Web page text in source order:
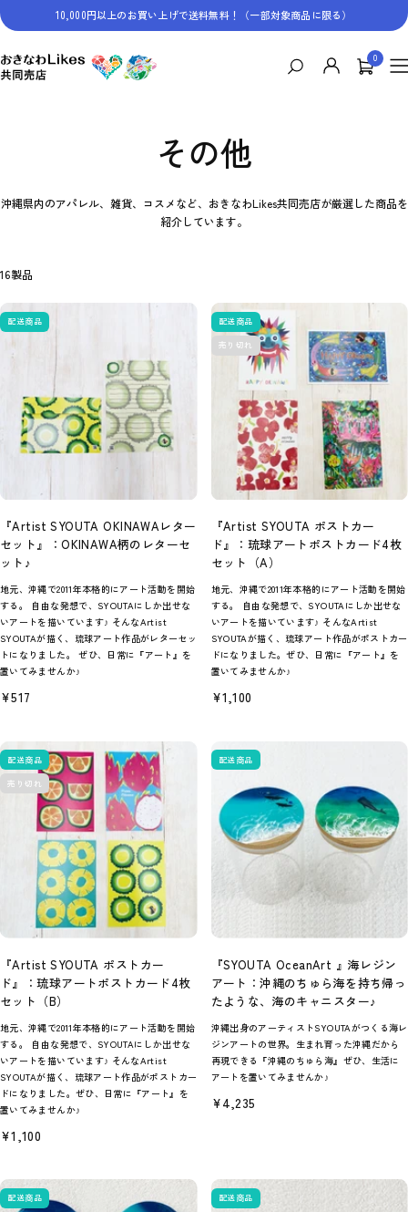
ン
ン
ツ
10,000円以上のお買い上げで送料無料！（一部対象商品に限る）
お
き
店
0
ナ
その他
沖縄県内のアパレル、雑貨、コスメなど、おきなわLikes共同売店が厳選した商品を
紹介しています。
16製品
配送商品
『Artist SYOUTA OKINAWAレター
セット』：OKINAWA柄のレターセ
ット♪
地元、沖縄で2011年本格的にアート活動を開始
する。 自由な発想で、SYOUTAにしか出せな
いアートを描いています♪ そんなArtist
SYOUTAが描く、琉球アート作品がレターセッ
トになりました。 ぜひ、日常に『アート』を
置いてみませんか♪
セ
格
¥517
配送商品
売り切れ
『Artist SYOUTA ポストカー
ド』：琉球アートポストカード4枚
セット（A）
地元、沖縄で2011年本格的にアート活動を開始
する。 自由な発想で、SYOUTAにしか出せな
いアートを描いています♪ そんなArtist
SYOUTAが描く、琉球アート作品がポストカー
ドになりました。ぜひ、日常に『アート』を
置いてみませんか♪
セ
格
¥1,100
配送商品
売り切れ
『Artist SYOUTA ポストカー
ド』：琉球アートポストカード4枚
セット（B）
地元、沖縄で2011年本格的にアート活動を開始
する。 自由な発想で、SYOUTAにしか出せな
いアートを描いています♪ そんなArtist
SYOUTAが描く、琉球アート作品がポストカー
ドになりました。ぜひ、日常に『アート』を
置いてみませんか♪
セ
価
格
¥1,100
配送商品
『SYOUTA OceanArt 』海レジン
アート：沖縄のちゅら海を持ち帰っ
たような、海のキャニスター♪
沖縄出身のアーティストSYOUTAがつくる海レ
ジンアートの世界。生まれ育った沖縄だから
再現できる『沖縄のちゅら海』ぜひ、生活に
アートを置いてみませんか♪
セ
¥4,235
配送商品 配送商品